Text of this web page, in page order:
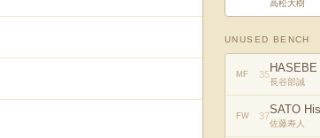
高松大樹
UNUSED BENCH
MF 35
長谷部誠
FW 37SATO
佐藤寿人